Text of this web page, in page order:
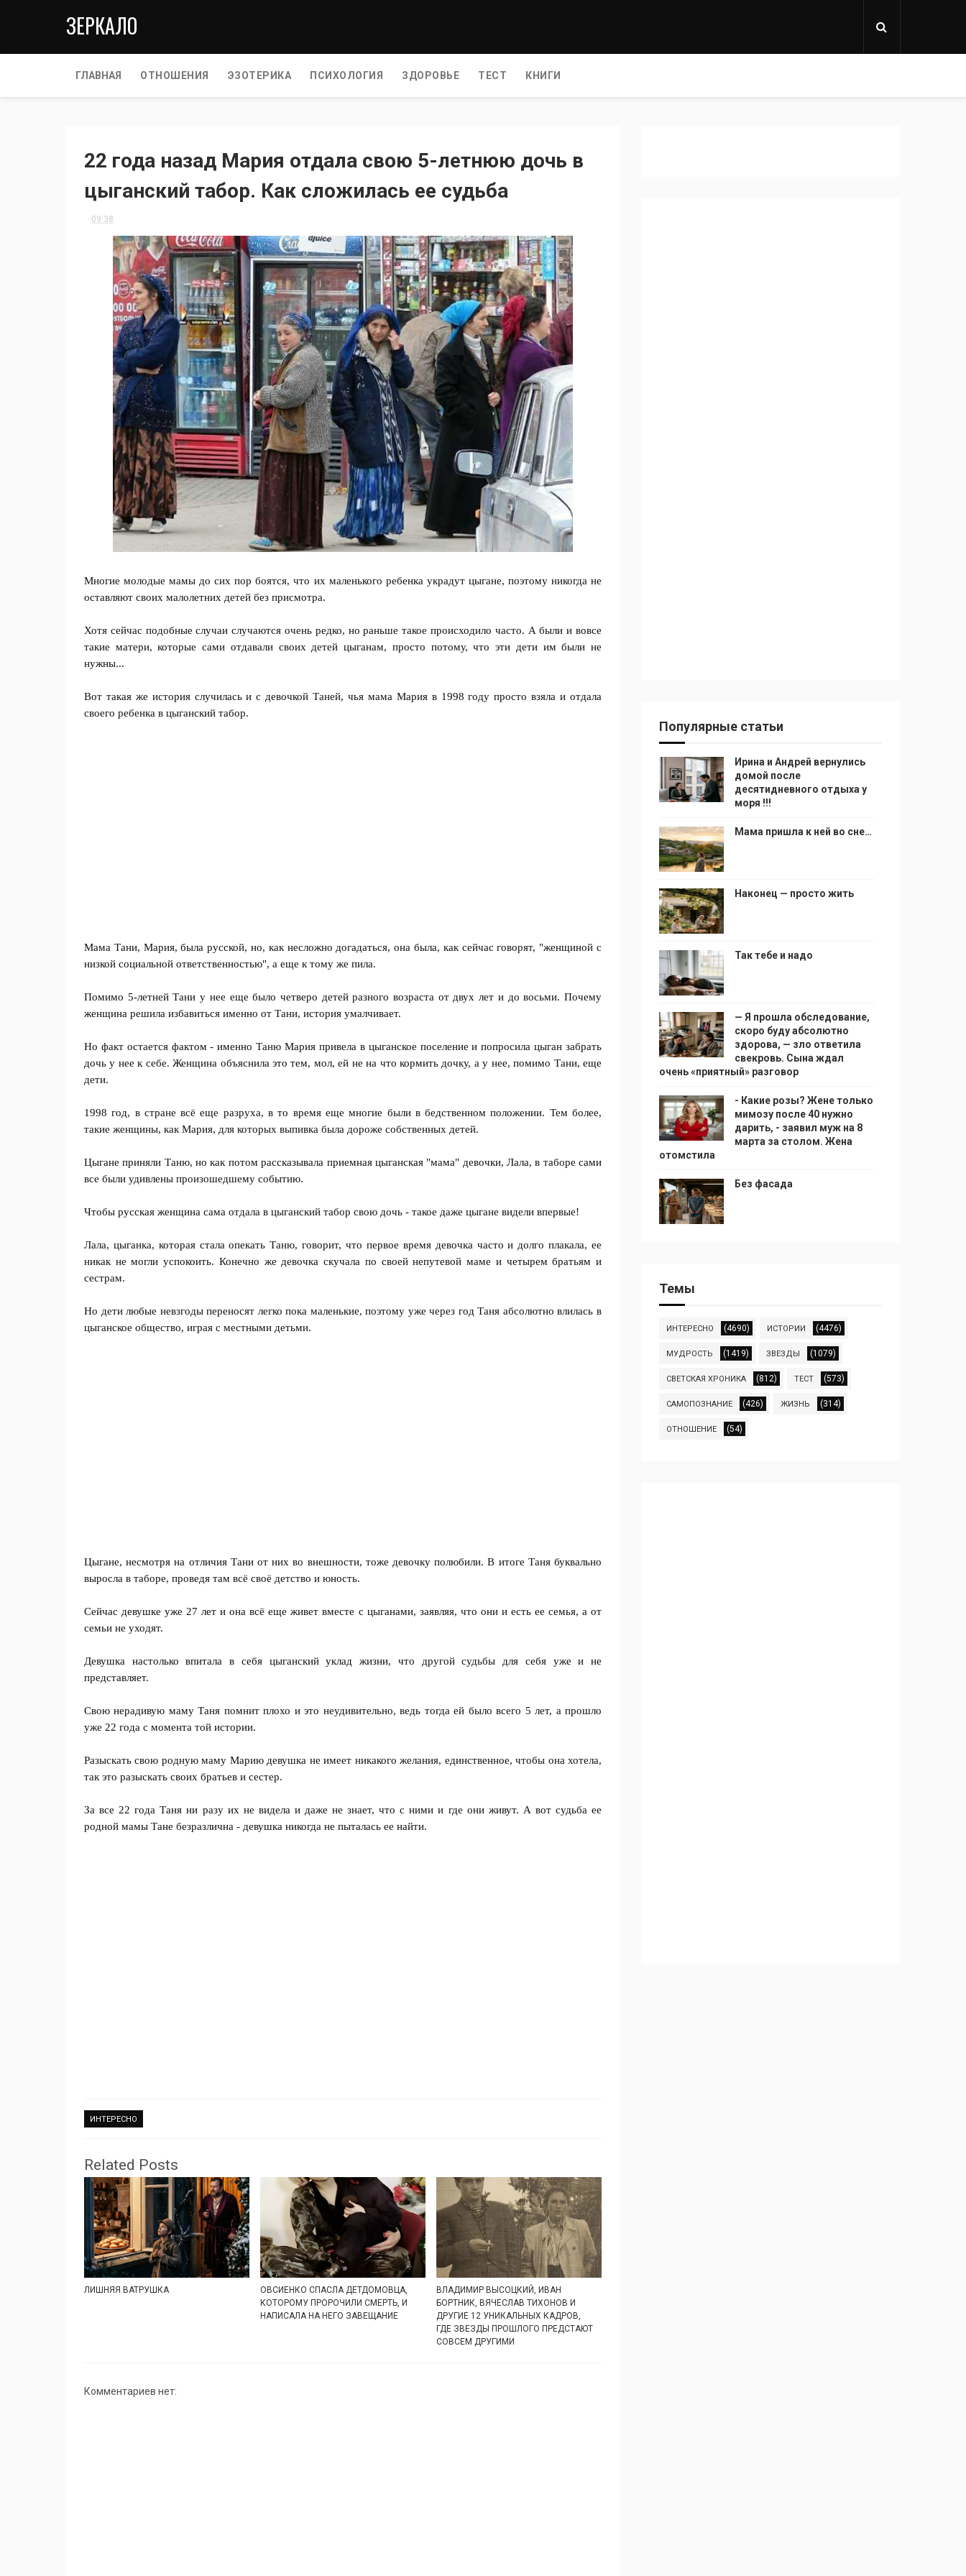
ЗЕРКАЛО
ГЛАВНАЯ ОТНОШЕНИЯ ЭЗОТЕРИКА ПСИХОЛОГИЯ ЗДОРОВЬЕ ТЕСТ КНИГИ
22 года назад Мария отдала свою 5-летнюю дочь в
цыганский табор. Как сложилась ее судьба
09:38
Многие молодые мамы до сих пор боятся, что их маленького ребенка украдут цыгане, поэтому никогда не
оставляют своих малолетних детей без присмотра.
Хотя сейчас подобные случаи случаются очень редко, но раньше такое происходило часто. А были и вовсе
такие матери, которые сами отдавали своих детей цыганам, просто потому, что эти дети им были не
нужны...
Вот такая же история случилась и с девочкой Таней, чья мама Мария в 1998 году просто взяла и отдала
своего ребенка в цыганский табор.
Мама Тани, Мария, была русской, но, как несложно догадаться, она была, как сейчас говорят, "женщиной с
низкой социальной ответственностью", а еще к тому же пила.
Помимо 5-летней Тани у нее еще было четверо детей разного возраста от двух лет и до восьми. Почему
женщина решила избавиться именно от Тани, история умалчивает.
Но факт остается фактом - именно Таню Мария привела в цыганское поселение и попросила цыган забрать
дочь у нее к себе. Женщина объяснила это тем, мол, ей не на что кормить дочку, а у нее, помимо Тани, еще
дети.
1998 год, в стране всё еще разруха, в то время еще многие были в бедственном положении. Тем более,
такие женщины, как Мария, для которых выпивка была дороже собственных детей.
Цыгане приняли Таню, но как потом рассказывала приемная цыганская "мама" девочки, Лала, в таборе сами
все были удивлены произошедшему событию.
Чтобы русская женщина сама отдала в цыганский табор свою дочь - такое даже цыгане видели впервые!
Лала, цыганка, которая стала опекать Таню, говорит, что первое время девочка часто и долго плакала, ее
никак не могли успокоить. Конечно же девочка скучала по своей непутевой маме и четырем братьям и
сестрам.
Но дети любые невзгоды переносят легко пока маленькие, поэтому уже через год Таня абсолютно влилась в
цыганское общество, играя с местными детьми.
Цыгане, несмотря на отличия Тани от них во внешности, тоже девочку полюбили. В итоге Таня буквально
выросла в таборе, проведя там всё своё детство и юность.
Сейчас девушке уже 27 лет и она всё еще живет вместе с цыганами, заявляя, что они и есть ее семья, а от
семьи не уходят.
Девушка настолько впитала в себя цыганский уклад жизни, что другой судьбы для себя уже и не
представляет.
Свою нерадивую маму Таня помнит плохо и это неудивительно, ведь тогда ей было всего 5 лет, а прошло
уже 22 года с момента той истории.
Разыскать свою родную маму Марию девушка не имеет никакого желания, единственное, чтобы она хотела,
так это разыскать своих братьев и сестер.
За все 22 года Таня ни разу их не видела и даже не знает, что с ними и где они живут. А вот судьба ее
родной мамы Тане безразлична - девушка никогда не пыталась ее найти.
ИНТЕРЕСНО
Related Posts
ЛИШНЯЯ ВАТРУШКА
ОВСИЕНКО СПАСЛА ДЕТДОМОВЦА,
КОТОРОМУ ПРОРОЧИЛИ СМЕРТЬ, И
НАПИСАЛА НА НЕГО ЗАВЕЩАНИЕ
ВЛАДИМИР ВЫСОЦКИЙ, ИВАН
БОРТНИК, ВЯЧЕСЛАВ ТИХОНОВ И
ДРУГИЕ 12 УНИКАЛЬНЫХ КАДРОВ,
ГДЕ ЗВЕЗДЫ ПРОШЛОГО ПРЕДСТАЮТ
СОВСЕМ ДРУГИМИ
Комментариев нет:
Популярные статьи
Ирина и Андрей вернулись
домой после
десятидневного отдыха у
моря !!!
Мама пришла к ней во сне…
Наконец — просто жить
Так тебе и надо
— Я прошла обследование,
скоро буду абсолютно
здорова, — зло ответила
свекровь. Сына ждал
очень «приятный» разговор
- Какие розы? Жене только
мимозу после 40 нужно
дарить, - заявил муж на 8
марта за столом. Жена
отомстила
Без фасада
Темы
ИНТЕРЕСНО (4690) ИСТОРИИ (4476)
МУДРОСТЬ (1419) ЗВЕЗДЫ (1079)
СВЕТСКАЯ ХРОНИКА (812) ТЕСТ (573)
САМОПОЗНАНИЕ (426) ЖИЗНЬ (314)
ОТНОШЕНИЕ (54)